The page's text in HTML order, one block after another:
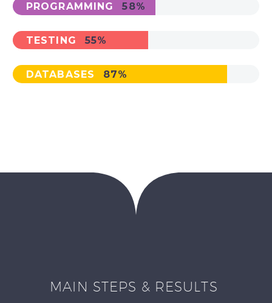
PROGRAMMING 58%
TESTING 55%
DATABASES 87%
MAIN STEPS & RESULTS